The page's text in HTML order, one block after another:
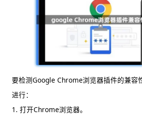
要检测Google Chrome浏览器插件的兼容
进行：
1. 打开Chrome浏览器。